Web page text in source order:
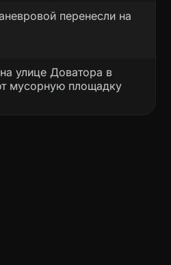
перенесли на
улице Доватора в
мусорную площадку